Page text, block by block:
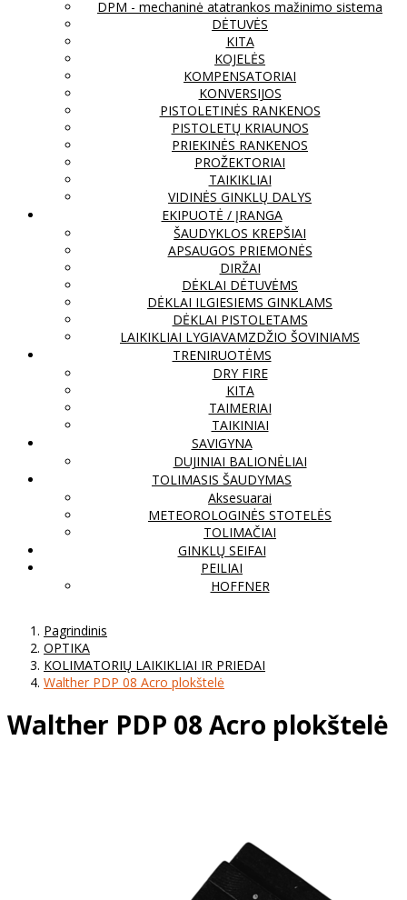
DPM - mechaninė atatrankos mažinimo sistema
DĖTUVĖS
KITA
KOJELĖS
KOMPENSATORIAI
KONVERSIJOS
PISTOLETINĖS RANKENOS
PISTOLETŲ KRIAUNOS
PRIEKINĖS RANKENOS
PROŽEKTORIAI
TAIKIKLIAI
VIDINĖS GINKLŲ DALYS
EKIPUOTĖ / ĮRANGA
ŠAUDYKLOS KREPŠIAI
APSAUGOS PRIEMONĖS
DIRŽAI
DĖKLAI DĖTUVĖMS
DĖKLAI ILGIESIEMS GINKLAMS
DĖKLAI PISTOLETAMS
LAIKIKLIAI LYGIAVAMZDŽIO ŠOVINIAMS
TRENIRUOTĖMS
DRY FIRE
KITA
TAIMERIAI
TAIKINIAI
SAVIGYNA
DUJINIAI BALIONĖLIAI
TOLIMASIS ŠAUDYMAS
Aksesuarai
METEOROLOGINĖS STOTELĖS
TOLIMAČIAI
GINKLŲ SEIFAI
PEILIAI
HOFFNER
Pagrindinis
OPTIKA
KOLIMATORIŲ LAIKIKLIAI IR PRIEDAI
Walther PDP 08 Acro plokštelė
Walther PDP 08 Acro plokštelė